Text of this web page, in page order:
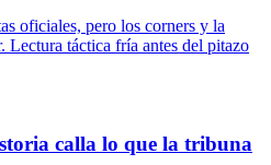
oficiales, pero los corners y la
táctica fría antes del pitazo
calla lo que la tribuna